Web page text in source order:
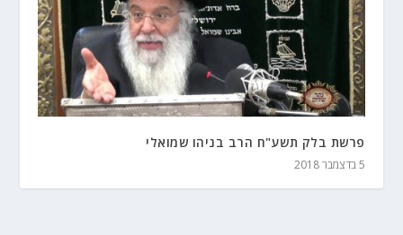
פרשת בלק תשע"ח הרב בניהו שמואלי
5 בדצמבר 2018